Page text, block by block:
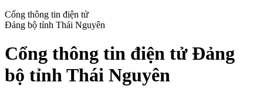
Cổng thông tin điện tử
Đảng bộ tỉnh Thái Nguyên
Cổng thông tin điện tử Đảng
bộ tỉnh Thái Nguyên